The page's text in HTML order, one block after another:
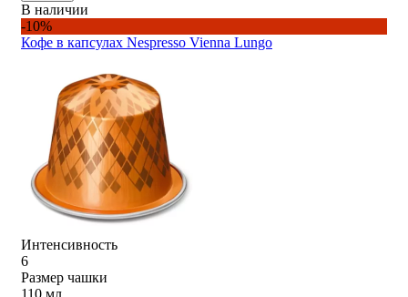
В наличии
-10%
Кофе в капсулах Nespresso Vienna Lungo
Интенсивность
6
Размер чашки
110 мл